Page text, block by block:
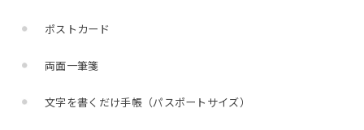
ポストカード
両面一筆箋
文字を書くだけ手帳（パスポートサイズ）